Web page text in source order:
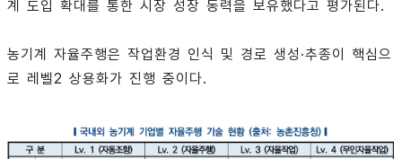
계 도입 확대를 통한 시장 성장 동력을 보유했다고 평가된다.
농기계 자율주행은 작업환경 인식 및 경로 생성·추종이 핵심으
로 레벨2 상용화가 진행 중이다.